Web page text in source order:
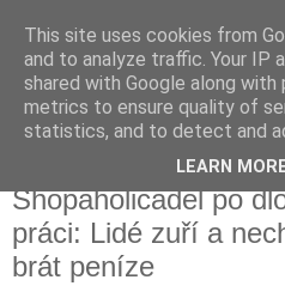
Fakečlánky
Věř všemu co tady vidíš.
neděle 12. listopadu 2023
Shopaholicadel po
práci: Lidé zuří a
brát peníze
This site uses cookies from
and to analyze traffic. Your IP
shared with Google along
metrics to ensure quality of
statistics, and to detect and
LEARN